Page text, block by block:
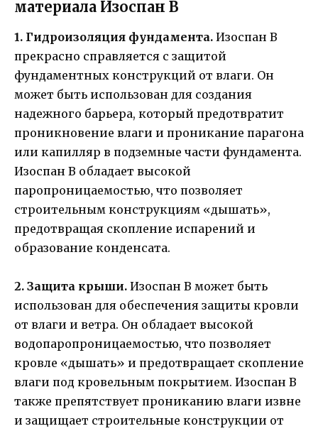
материала Изоспан B
1. Гидроизоляция фундамента. Изоспан B
прекрасно справляется с защитой
фундаментных конструкций от влаги. Он
может быть использован для создания
надежного барьера, который предотвратит
проникновение влаги и проникание парагона
или капилляр в подземные части фундамента.
Изоспан B обладает высокой
паропроницаемостью, что позволяет
строительным конструкциям «дышать»,
предотвращая скопление испарений и
образование конденсата.
2. Защита крыши. Изоспан B может быть
использован для обеспечения защиты кровли
от влаги и ветра. Он обладает высокой
водопаропроницаемостью, что позволяет
кровле «дышать» и предотвращает скопление
влаги под кровельным покрытием. Изоспан B
также препятствует прониканию влаги извне
и защищает строительные конструкции от